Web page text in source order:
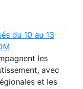
du 10 au 13
les
avec
et les